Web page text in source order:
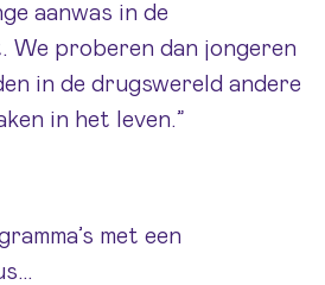
aanwas in de
proberen dan jongeren
in de drugswereld andere
in het leven.”
met een